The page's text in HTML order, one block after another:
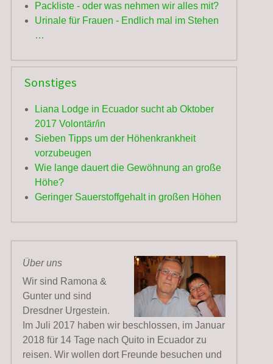
Packliste - oder was nehmen wir alles mit?
Urinale für Frauen - Endlich mal im Stehen
…
Sonstiges
Liana Lodge in Ecuador sucht ab Oktober
2017 Volontär/in
Sieben Tipps um der Höhenkrankheit
vorzubeugen
Wie lange dauert die Gewöhnung an große
Höhe?
Geringer Sauerstoffgehalt in großen Höhen
Über uns
Wir sind Ramona &
Gunter und sind
Dresdner Urgestein.
Im Juli 2017 haben wir beschlossen, im Januar
2018 für 14 Tage nach Quito in Ecuador zu
reisen. Wir wollen dort Freunde besuchen und